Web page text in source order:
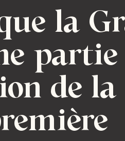
la
partie
de